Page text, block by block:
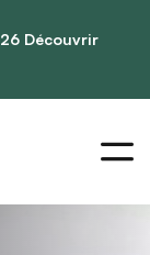
Découvrir